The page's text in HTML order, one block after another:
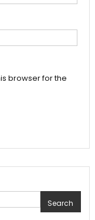
browser for the
Search